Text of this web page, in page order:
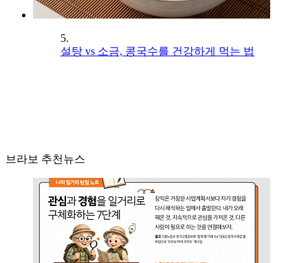
5.
설탕 vs 소금, 콩국수를 건강하게 먹는 법
브라보 추천뉴스